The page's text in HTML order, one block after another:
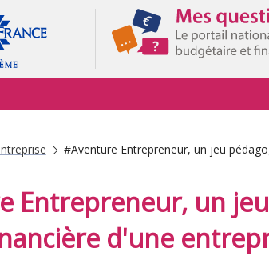
#Aventure Entrepreneur, un jeu
Entrepreneur, un
d'une